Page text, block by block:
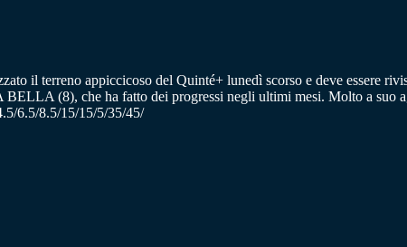
il terreno appiccicoso del Quinté+ lunedì scorso e deve essere
(8), che ha fatto dei progressi negli ultimi mesi. Molto a suo
6.5/8.5/15/15/5/35/45/